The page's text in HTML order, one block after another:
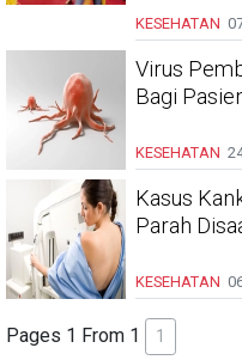
KESEHATAN
Virus
Bagi
KESEHATAN
Kasus
Parah
KESEHATAN
Pages 1 From 1 1